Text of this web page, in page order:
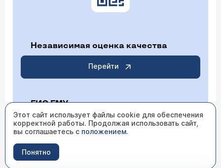
Независимая оценка качества
Перейти
ГИС ГМУ
Перейти
ИМЕЮТСЯ ПРОТИВОПОКАЗАНИЯ НЕОБХОДИМО
Этот сайт использует файлы cookie для обеспечения
корректной работы. Продолжая использовать сайт,
вы соглашаетесь с положением.
Понятно